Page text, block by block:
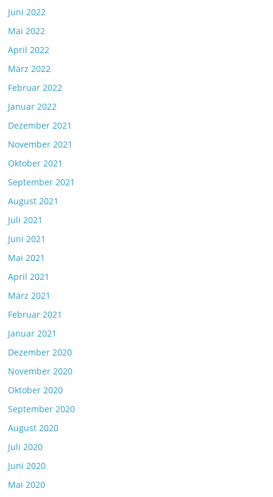
Juni 2022
Mai 2022
April 2022
März 2022
Februar 2022
Januar 2022
Dezember 2021
November 2021
Oktober 2021
September 2021
August 2021
Juli 2021
Juni 2021
Mai 2021
April 2021
März 2021
Februar 2021
Januar 2021
Dezember 2020
November 2020
Oktober 2020
September 2020
August 2020
Juli 2020
Juni 2020
Mai 2020